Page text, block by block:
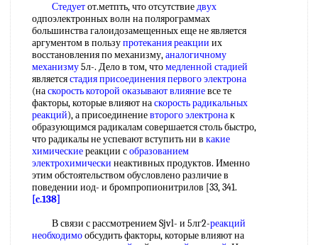
Стедуетот.метпть, что отсутствиедвух
одпоэлектронных волн на полярограммах
большинства галоидозамещенных еще не является
аргументом в пользупротекания реакции их
восстановления по механизму,аналогичному
механизму5л-. Дело в том, чтомедленной стадией
являетсястадия присоединенияпервого электрона
(наскорость которой оказывают влияниевсе те
факторы, которые влияют наскорость радикальных
реакций), а присоединениевторого электронак
образующимся радикалам совершается столь быстро,
что радикалы не успевают вступить ни в какие
химическиереакции собразованием
электрохимически неактивных продуктов. Именно
этим обстоятельством обусловлено различие в
поведении иод- и бромпропионитрилов [33, 341.
[c.138]
В связи с рассмотрением Sjvl- и 5лг2-реакций
необходимообсудить факторы, которые влияют на